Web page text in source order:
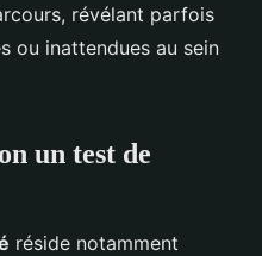
révélant parfois
ou inattendues au sein
un test de
réside notamment